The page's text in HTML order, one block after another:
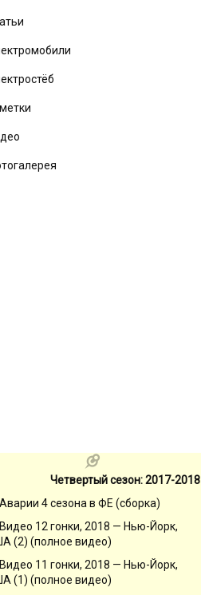
Четвертый сезон: 2017-2018
Аварии 4 сезона в ФЕ (сборка)
Видео 12 гонки, 2018 — Нью-Йорк,
(2) (полное видео)
Видео 11 гонки, 2018 — Нью-Йорк,
(1) (полное видео)